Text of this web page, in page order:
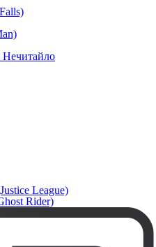
League)
Rider)